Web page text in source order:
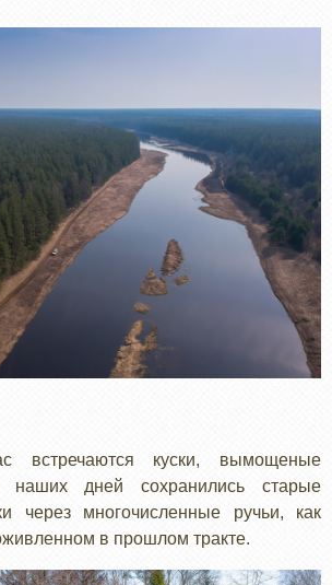
встречаются куски, вымощеные
наших дней сохранились старые
через многочисленные ручьи, как
в прошлом тракте.